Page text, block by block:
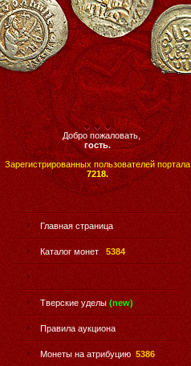
Добро пожаловать,
гость.
Зарегистрированных пользователей портала
7218.
Главная страница
Каталог монет 5384
Тверские уделы (new)
Правила аукциона
Монеты на атрибуцию 5386